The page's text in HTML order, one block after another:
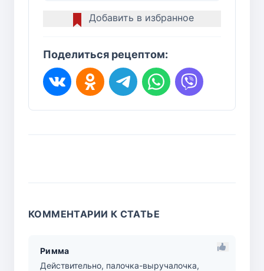
Добавить в избранное
Поделиться рецептом:
КОММЕНТАРИИ К СТАТЬЕ
Римма
Действительно, палочка-выручалочка,